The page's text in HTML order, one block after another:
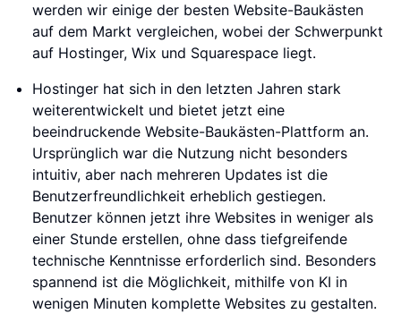
werden wir einige der besten Website-Baukästen
auf dem Markt vergleichen, wobei der Schwerpunkt
auf Hostinger, Wix und Squarespace liegt.
Hostinger hat sich in den letzten Jahren stark
weiterentwickelt und bietet jetzt eine
beeindruckende Website-Baukästen-Plattform an.
Ursprünglich war die Nutzung nicht besonders
intuitiv, aber nach mehreren Updates ist die
Benutzerfreundlichkeit erheblich gestiegen.
Benutzer können jetzt ihre Websites in weniger als
einer Stunde erstellen, ohne dass tiefgreifende
technische Kenntnisse erforderlich sind. Besonders
spannend ist die Möglichkeit, mithilfe von KI in
wenigen Minuten komplette Websites zu gestalten.